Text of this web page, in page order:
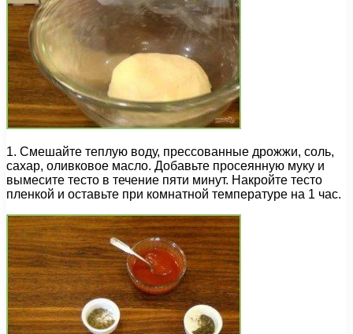
1. Смешайте теплую воду, прессованные дрожжи, соль,
сахар, оливковое масло. Добавьте просеянную муку и
вымесите тесто в течение пяти минут. Накройте тесто
пленкой и оставьте при комнатной температуре на 1 час.